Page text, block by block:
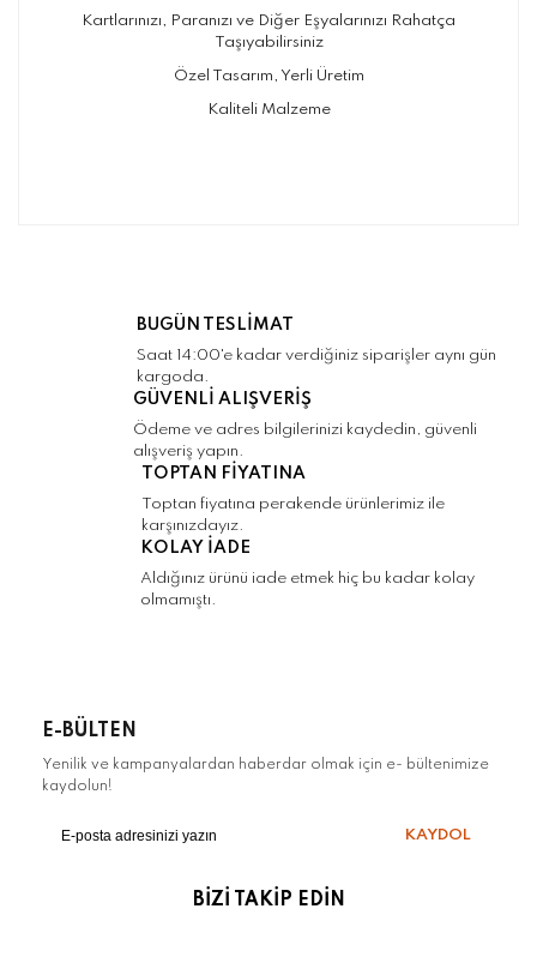
Kartlarınızı, Paranızı ve Diğer Eşyalarınızı Rahatça
Taşıyabilirsiniz
Özel Tasarım, Yerli Üretim
Kaliteli Malzeme
Yorum Yaz
Ürün resmi kalitesiz, bozuk veya
görüntülenemiyor.
Ürün açıklamasında eksik bilgiler bulunuyor.
Ürün bilgilerinde hatalar bulunuyor.
Ürün fiyatı diğer sitelerden daha pahalı.
Bu ürüne benzer farklı alternatifler olmalı.
BUGÜN TESLİMAT
Saat 14:00'e kadar verdiğiniz siparişler aynı gün
kargoda.
GÜVENLİ ALIŞVERİŞ
Ödeme ve adres bilgilerinizi kaydedin, güvenli
alışveriş yapın.
TOPTAN FİYATINA
Toptan fiyatına perakende ürünlerimiz ile
karşınızdayız.
KOLAY İADE
Aldığınız ürünü iade etmek hiç bu kadar kolay
olmamıştı.
E-BÜLTEN
Yenilik ve kampanyalardan haberdar olmak için e- bültenimize
kaydolun!
KAYDOL
BİZİ TAKİP EDİN